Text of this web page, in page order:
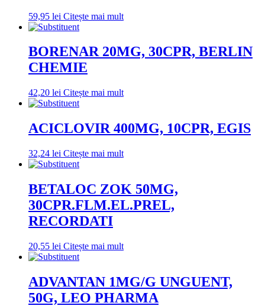
59,95 lei Citește mai mult
BORENAR 20MG, 30CPR, BERLIN
CHEMIE
42,20 lei Citește mai mult
ACICLOVIR 400MG, 10CPR, EGIS
32,24 lei Citește mai mult
BETALOC ZOK 50MG,
30CPR.FLM.EL.PREL,
RECORDATI
20,55 lei Citește mai mult
ADVANTAN 1MG/G UNGUENT,
50G, LEO PHARMA